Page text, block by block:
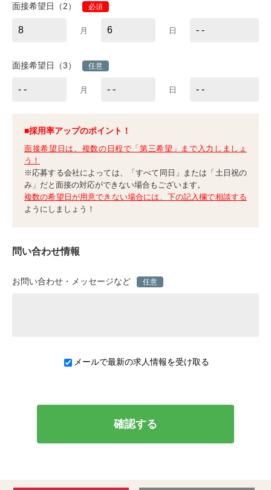
面接希望日（2） 必須
月 日
面接希望日（3） 任意
月 日
■採用率アップのポイント！
面接希望日は、複数の日程で「第三希望」まで入力しましょ
う！
※応募する会社によっては、「すべて同日」または「土日祝の
み」だと面接の対応ができない場合もございます。
複数の希望日が用意できない場合には、下の記入欄で相談する
ようにしましょう！
問い合わせ情報
お問い合わせ・メッセージなど 任意
メールで最新の求人情報を受け取る
確認する